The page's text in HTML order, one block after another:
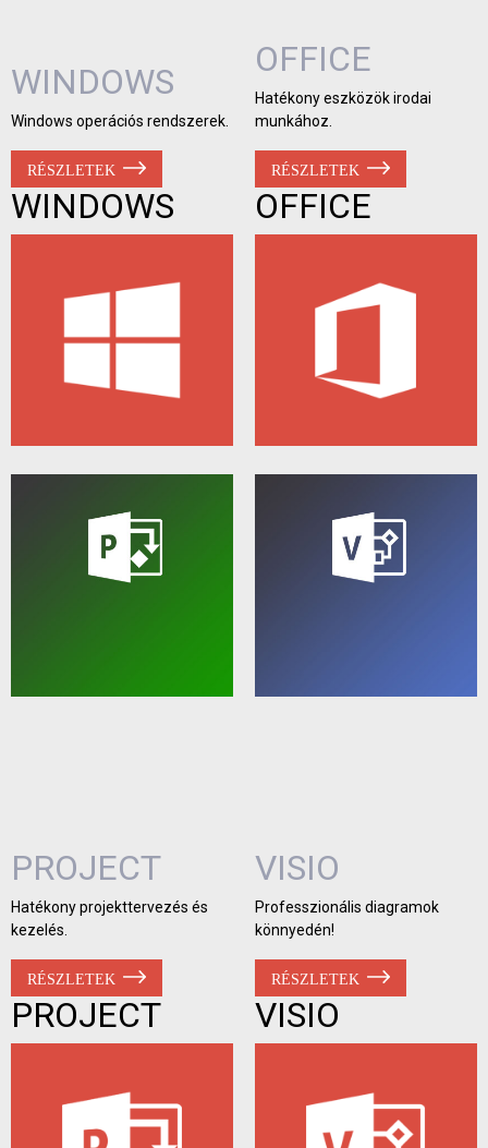
WINDOWS
Windows operációs rendszerek.
RÉSZLETEK
WINDOWS
OFFICE
Hatékony eszközök irodai
munkához.
RÉSZLETEK
OFFICE
PROJECT
Hatékony projekttervezés és
kezelés.
RÉSZLETEK
PROJECT
VISIO
Professzionális diagramok
könnyedén!
RÉSZLETEK
VISIO